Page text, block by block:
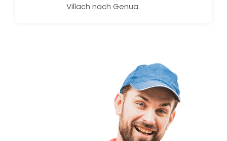
Villach nach Genua.